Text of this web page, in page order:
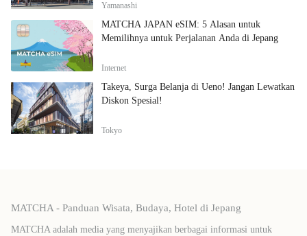
Yamanashi
MATCHA JAPAN eSIM: 5 Alasan untuk
Memilihnya untuk Perjalanan Anda di Jepang
Internet
Takeya, Surga Belanja di Ueno! Jangan Lewatkan
Diskon Spesial!
Tokyo
MATCHA - Panduan Wisata, Budaya, Hotel di Jepang
MATCHA adalah media yang menyajikan berbagai informasi untuk